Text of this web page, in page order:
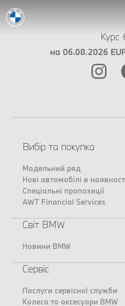
Курс
на 06.08.2026
Вибір та покупка
Модельний ряд
Нові автомобілі в
Спеціальні пропозиції
AWT Financial Services
Світ BMW
Новини BMW
Сервіс
Послуги сервісної служби
Колеса та аксесуари BMW